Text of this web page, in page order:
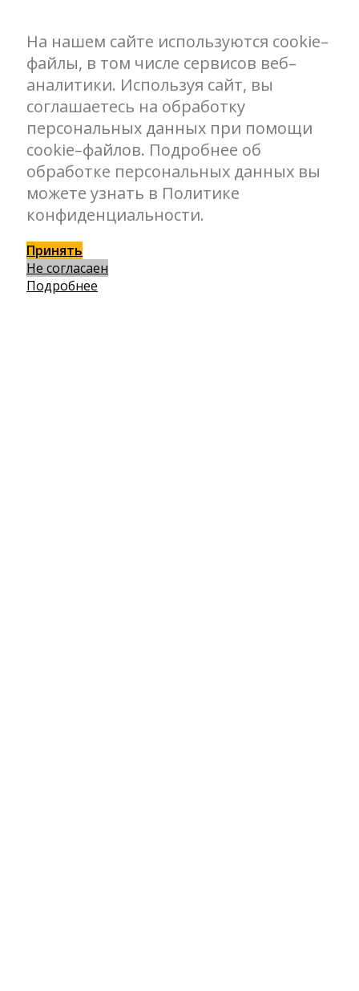
На нашем сайте используются cookie–
файлы, в том числе сервисов веб–
аналитики. Используя сайт, вы
соглашаетесь на обработку
персональных данных при помощи
cookie–файлов. Подробнее об
обработке персональных данных вы
можете узнать в Политике
конфиденциальности.
Принять
Не согласаен
Подробнее